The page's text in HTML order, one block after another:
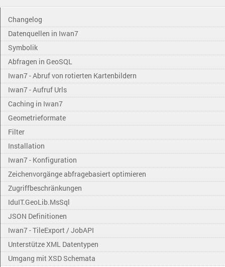
Changelog
Datenquellen in Iwan7
Symbolik
Abfragen in GeoSQL
Iwan7 - Abruf von rotierten Kartenbildern
Iwan7 - Aufruf Urls
Caching in Iwan7
Geometrieformate
Filter
Installation
Iwan7 - Konfiguration
Zeichenvorgänge abfragebasiert optimieren
Zugriffbeschränkungen
IduIT.GeoLib.MsSql
JSON Definitionen
Iwan7 - TileExport / JobAPI
Unterstütze XML Datentypen
Umgang mit XSD Schemata